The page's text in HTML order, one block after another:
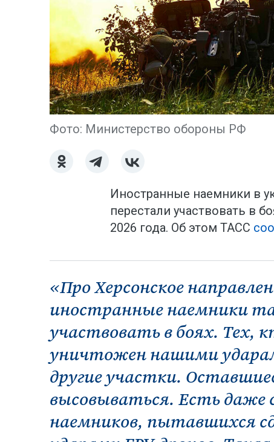
Фото: Министерство обороны РФ
Иностранные наемники в
перестали участвовать в
2026 года. Об этом ТАСС
«Про Херсонское
иностранные наемники
участвовать в боях. Тех,
уничтожен нашими
другие участки.
высовываться. Есть даже
наемников, пытавшихся